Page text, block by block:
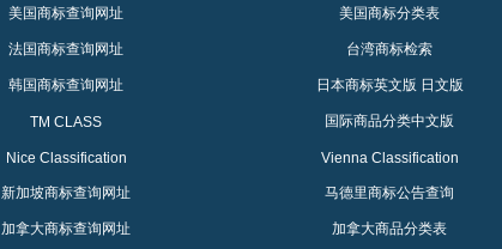
美国商标查询网址 美国商标分类表
法国商标查询网址 台湾商标检索
韩国商标查询网址 日本商标英文版 日文版
TM CLASS 国际商品分类中文版
Nice Classification Vienna Classification
新加坡商标查询网址 马德里商标公告查询
加拿大商标查询网址 加拿大商品分类表